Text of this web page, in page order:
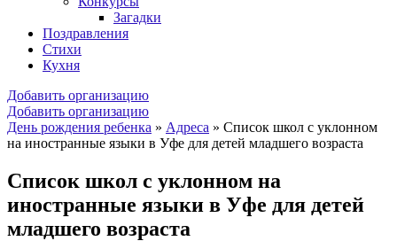
Загадки
Поздравления
Стихи
Кухня
Добавить организацию
Добавить организацию
День рождения ребенка » Адреса » Список школ с уклонном
на иностранные языки в Уфе для детей младшего возраста
Список школ с уклонном на
иностранные языки в Уфе для детей
младшего возраста